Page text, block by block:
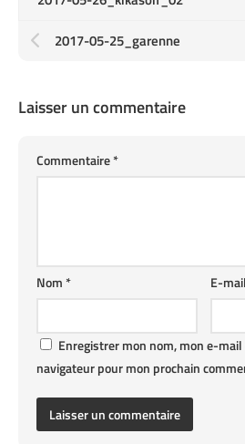
2017-05-25_garenne
Laisser un commentaire
Commentaire*
E-
Nom*
Enregistrer mon nom, mon e-
navigateur pour mon prochain